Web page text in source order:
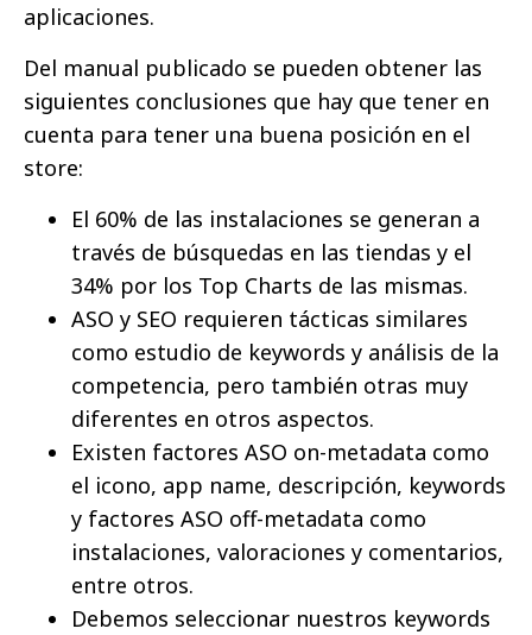
aplicaciones.
Del manual publicado se pueden obtener las
siguientes conclusiones que hay que tener en
cuenta para tener una buena posición en el
store:
El 60% de las instalaciones se generan a
través de búsquedas en las tiendas y el
34% por los Top Charts de las mismas.
ASO y SEO requieren tácticas similares
como estudio de keywords y análisis de la
competencia, pero también otras muy
diferentes en otros aspectos.
Existen factores ASO on-metadata como
el icono, app name, descripción, keywords
y factores ASO off-metadata como
instalaciones, valoraciones y comentarios,
entre otros.
Debemos seleccionar nuestros keywords